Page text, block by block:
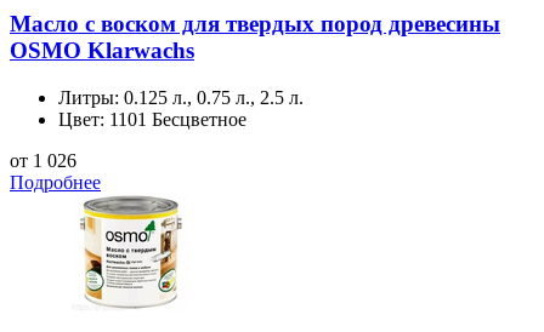
Масло с воском для твердых пород древесины
OSMO Klarwachs
Литры: 0.125 л., 0.75 л., 2.5 л.
Цвет: 1101 Бесцветное
от 1 026
Подробнее